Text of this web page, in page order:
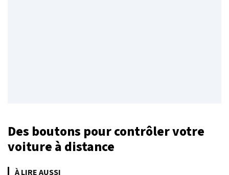
Des boutons pour contrôler votre
voiture à distance
À LIRE AUSSI